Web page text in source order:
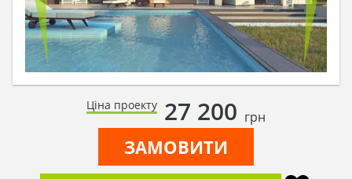
Ціна проекту 27 200 грн
ЗАМОВИТИ